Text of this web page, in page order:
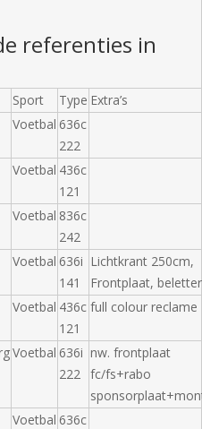
referenties in
Sport Type Extra’s
Voetbal 636c
222
Voetbal 436c
121
Voetbal 836c
242
Voetbal 636i
141
Lichtkrant 250cm,
Frontplaat,
Voetbal 436c
121
full colour reclame
Voetbal 636i
222
nw. frontplaat
fc/fs+rabo
Voetbal 636c